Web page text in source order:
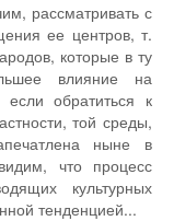
рассматривать с
ее центров, т.
которые в ту
влияние на
обратиться к
той среды,
ныне в
что процесс
культурных
тенденцией...